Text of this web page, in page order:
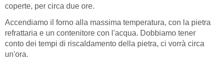
coperte, per circa due ore.
Accendiamo il forno alla massima temperatura, con la pietra
refrattaria e un contenitore con l'acqua. Dobbiamo tener
conto dei tempi di riscaldamento della pietra, ci vorrà circa
un'ora.